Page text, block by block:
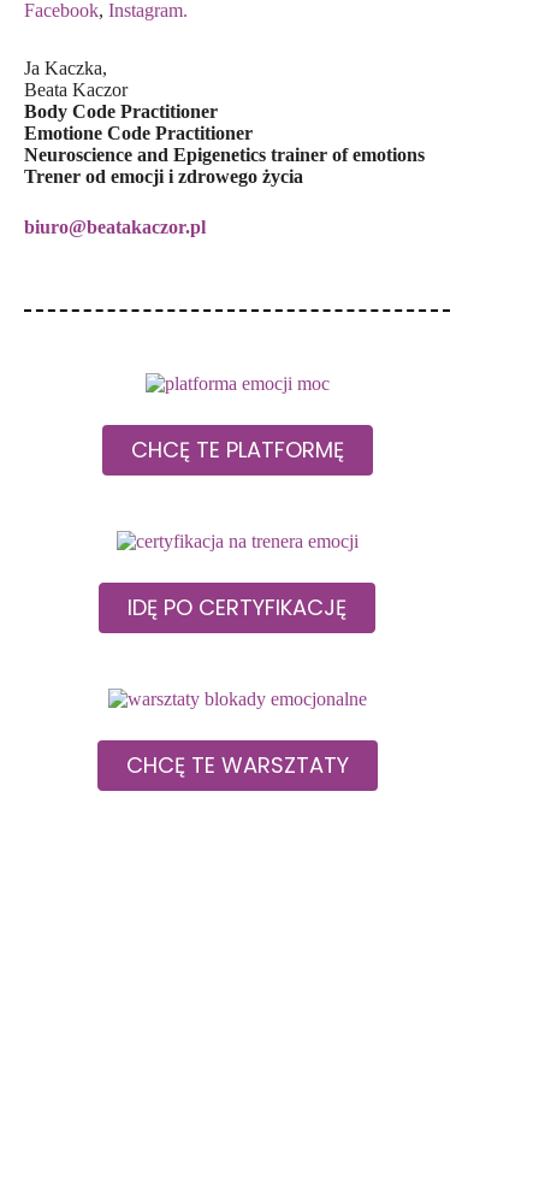
Facebook, Instagram.
Ja Kaczka,
Beata Kaczor
Body Code Practitioner
Emotione Code Practitioner
Neuroscience and Epigenetics trainer of emotions
Trener od emocji i zdrowego życia
biuro@beatakaczor.pl
CHCĘ TE PLATFORMĘ
IDĘ PO CERTYFIKACJĘ
CHCĘ TE WARSZTATY